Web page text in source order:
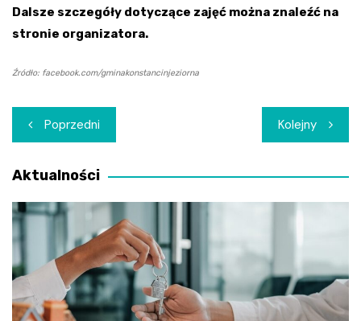
Dalsze szczegóły dotyczące zajęć można znaleźć na
stronie organizatora.
Źródło: facebook.com/gminakonstancinjeziorna
Nawigacja
wpisu
Poprzedni Kolejny
Aktualności